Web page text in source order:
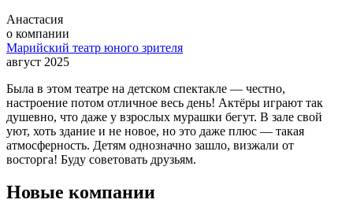
Анастасия
о компании
Марийский театр юного зрителя
август 2025
Была в этом театре на детском спектакле — честно,
настроение потом отличное весь день! Актёры играют так
душевно, что даже у взрослых мурашки бегут. В зале свой
уют, хоть здание и не новое, но это даже плюс — такая
атмосферность. Детям однозначно зашло, визжали от
восторга! Буду советовать друзьям.
Новые компании